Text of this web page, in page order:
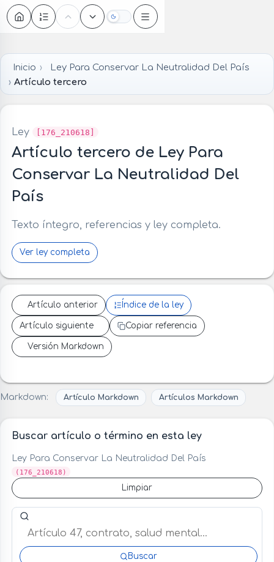
Oscuro
Inicio
Ley Para Conservar La Neutralidad Del País
Artículo tercero
Ley [176_210618]
Artículo tercero de Ley Para
Conservar La Neutralidad Del
País
Texto íntegro, referencias y ley completa.
Ver ley completa
Artículo anterior Índice de la ley
Artículo siguiente Copiar referencia
Versión Markdown
Markdown: Artículo Markdown Artículos Markdown
Buscar artículo o término en esta ley
Ley Para Conservar La Neutralidad Del País
(176_210618)
Limpiar
Buscar artículo o término en esta ley
Buscar